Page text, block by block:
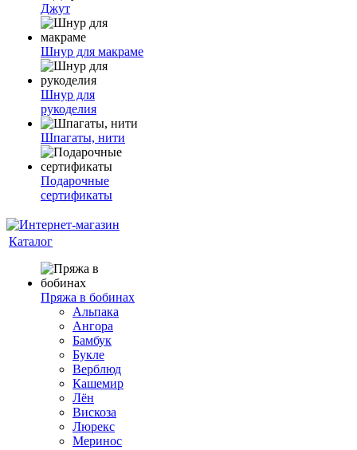
Джут
Шнур для макраме
Шнур для
рукоделия
Шпагаты, нити
Подарочные
сертификаты
Каталог
Пряжа в бобинах
Альпака
Ангора
Бамбук
Букле
Верблюд
Кашемир
Лён
Вискоза
Люрекс
Меринос